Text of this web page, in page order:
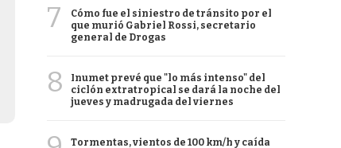
7
Cómo fue el siniestro de tránsito por el
que murió Gabriel Rossi, secretario
general de Drogas
8
Inumet prevé que "lo más intenso" del
ciclón extratropical se dará la noche del
jueves y madrugada del viernes
Tormentas, vientos de 100 km/h y caída